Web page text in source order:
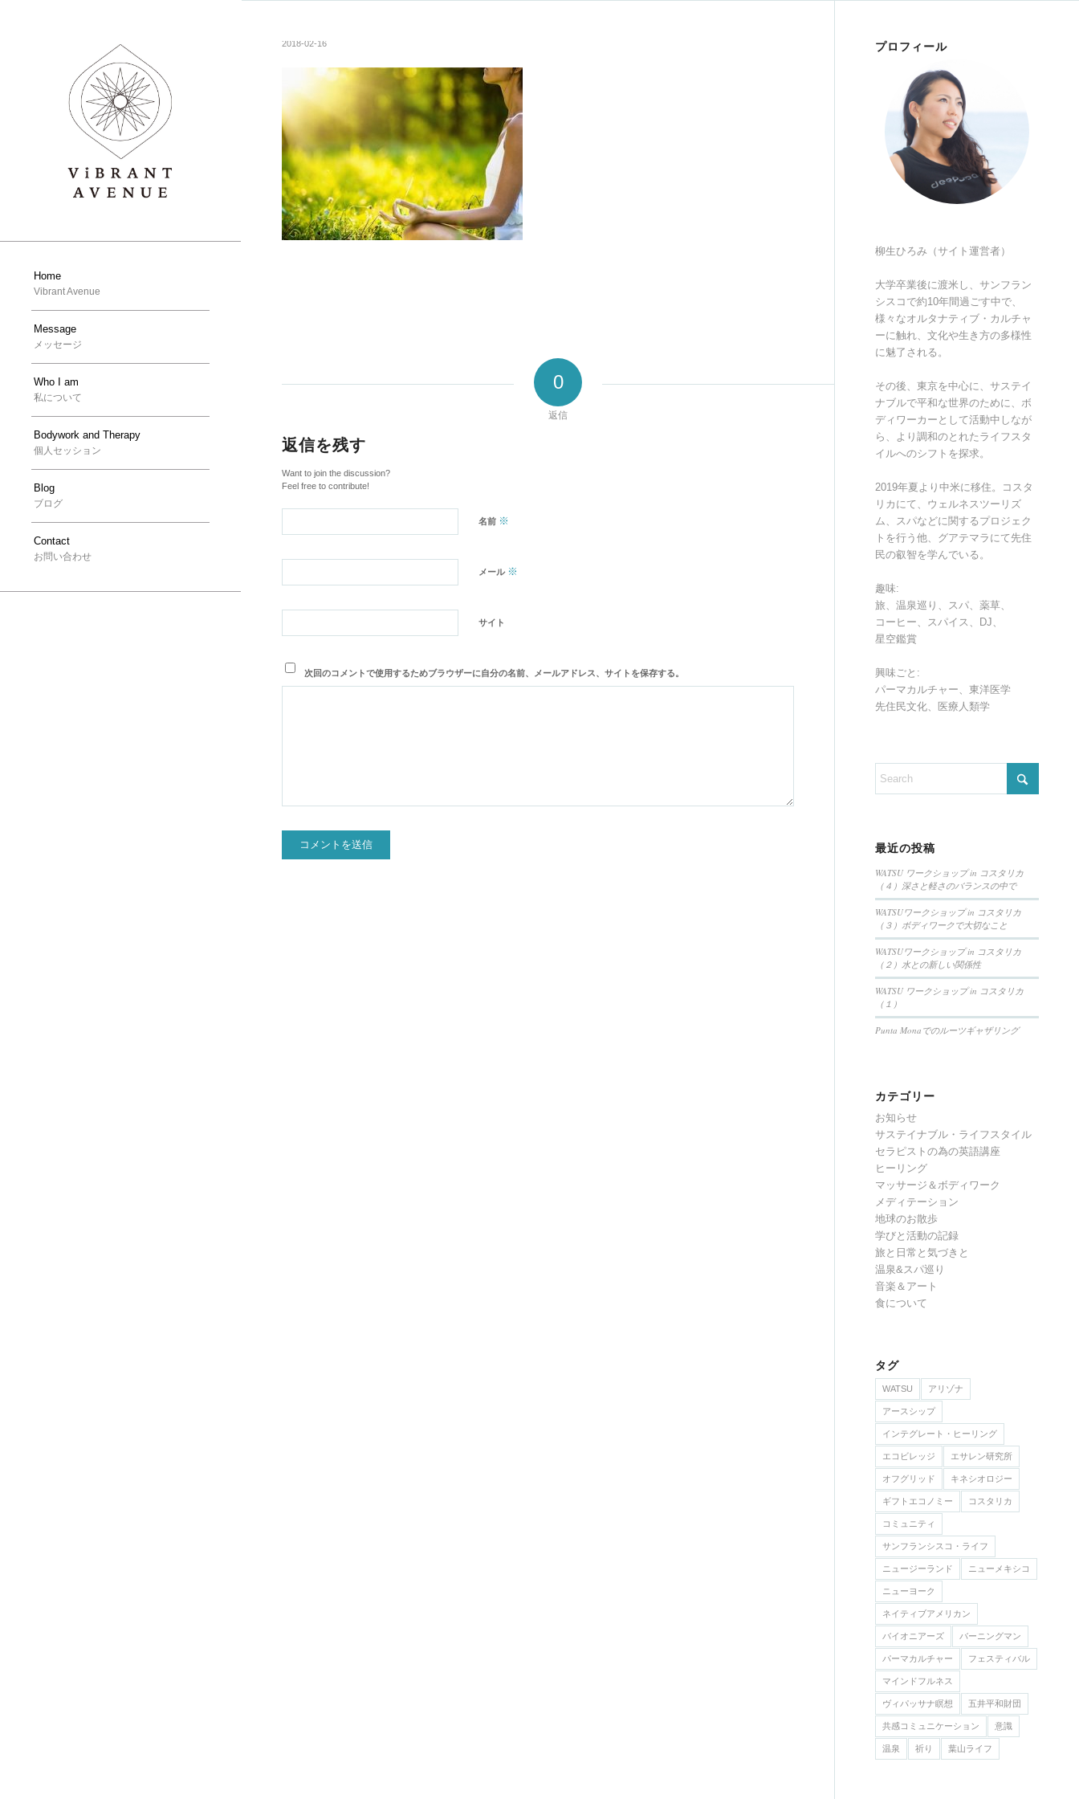
Home
Vibrant Avenue
Message
メッセージ
Who I am
私について
Bodywork and Therapy
個人セッション
Blog
ブログ
Contact
お問い合わせ
2018-02-16
0
返信
返信を残す
Want to join the discussion?
Feel free to contribute!
名前 ※
メール ※
サイト
次回のコメントで使用するためブラウザーに自分の名前、メールアドレス、サイトを保存する。
プロフィール
柳生ひろみ（サイト運営者）
大学卒業後に渡米し、サンフラン
シスコで約10年間過ごす中で、
様々なオルタナティブ・カルチャ
ーに触れ、文化や生き方の多様性
に魅了される。
その後、東京を中心に、サステイ
ナブルで平和な世界のために、ボ
ディワーカーとして活動中しなが
ら、より調和のとれたライフスタ
イルへのシフトを探求。
2019年夏より中米に移住。コスタ
リカにて、ウェルネスツーリズ
ム、スパなどに関するプロジェク
トを行う他、グアテマラにて先住
民の叡智を学んでいる。
趣味:
旅、温泉巡り、スパ、薬草、
コーヒー、スパイス、DJ、
星空鑑賞
興味ごと:
パーマカルチャー、東洋医学
先住民文化、医療人類学
最近の投稿
WATSU ワークショップ in コスタリカ
（４）深さと軽さのバランスの中で
WATSUワークショップ in コスタリカ
（３）ボディワークで大切なこと
WATSUワークショップ in コスタリカ
（２）水との新しい関係性
WATSU ワークショップ in コスタリカ
（１）
Punta Monaでのルーツギャザリング
カテゴリー
お知らせ
サステイナブル・ライフスタイル
セラピストの為の英語講座
ヒーリング
マッサージ＆ボディワーク
メディテーション
地球のお散歩
学びと活動の記録
旅と日常と気づきと
温泉&スパ巡り
音楽＆アート
食について
タグ
WATSU アリゾナ
アースシップ
インテグレート・ヒーリング
エコビレッジ エサレン研究所
オフグリッド キネシオロジー
ギフトエコノミー コスタリカ
コミュニティ
サンフランシスコ・ライフ
ニュージーランド ニューメキシコ
ニューヨーク
ネイティブアメリカン
バイオニアーズ バーニングマン
パーマカルチャー フェスティバル
マインドフルネス
ヴィパッサナ瞑想 五井平和財団
共感コミュニケーション 意識
温泉 祈り 葉山ライフ